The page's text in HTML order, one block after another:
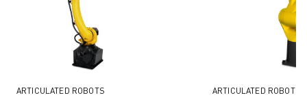
ARTICULATED ROBOTS ARTICULATED ROBOTS